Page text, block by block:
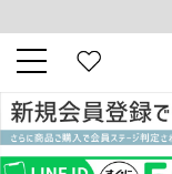
令和8年熊本地
新規会員登
令和8年熊本地
キーワード